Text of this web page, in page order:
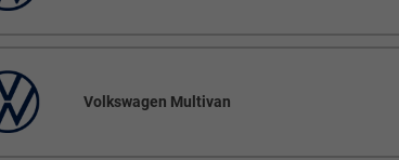
Volkswagen Multivan